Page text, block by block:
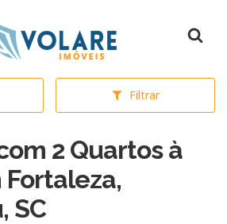
inicial
Filtrar
2 Quartos à
SC